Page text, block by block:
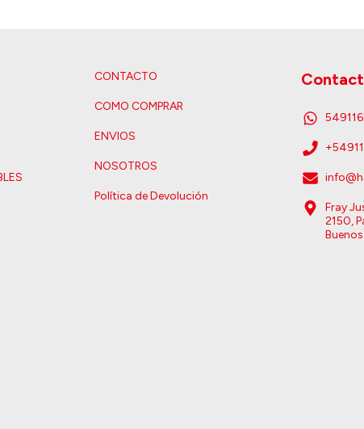
CONTACTO
COMO COMPRAR
ENVIOS
NOSOTROS
Política de Devolución
Fray
2150,